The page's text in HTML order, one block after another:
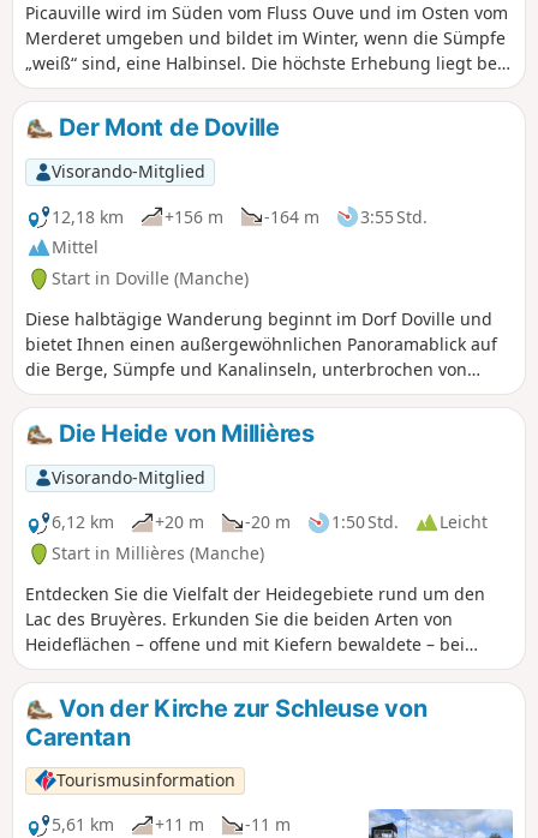
Picauville wird im Süden vom Fluss Ouve und im Osten vom
Merderet umgeben und bildet im Winter, wenn die Sümpfe
„weiß“ sind, eine Halbinsel. Die höchste Erhebung liegt bei
29 m. Die vorgeschlagene Route führt an den Sümpfen
entlang und taucht dann auf Hohlwegen oder „Chasses“ in
die Bocage-Landschaft ein.
Der Mont de Doville
Visorando-Mitglied
12,18 km
+156 m -164 m
3:55 Std.
Mittel
Start in Doville (Manche)
Diese halbtägige Wanderung beginnt im Dorf Doville und
bietet Ihnen einen außergewöhnlichen Panoramablick auf
die Berge, Sümpfe und Kanalinseln, unterbrochen von
Abschnitten auf Waldwegen und einer großen Hochebene
mit kargen, mit Ginster bewachsenen Heiden.
Die Heide von Millières
Visorando-Mitglied
6,12 km
+20 m -20 m 1:50 Std.
Leicht
Start in Millières (Manche)
Entdecken Sie die Vielfalt der Heidegebiete rund um den
Lac des Bruyères. Erkunden Sie die beiden Arten von
Heideflächen – offene und mit Kiefern bewaldete – bei
einem Spaziergang um diese ehemalige Sandgrube, die
heute ein Ausflugsziel für Familien ist.
Von der Kirche zur Schleuse von
Carentan
Tourismusinformation
5,61 km
+11 m
-11 m